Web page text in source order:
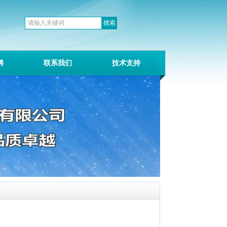
联系我们 技术支持